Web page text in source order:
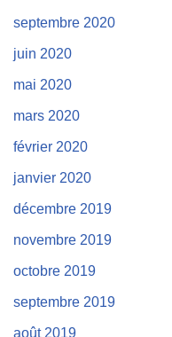
septembre 2020
juin 2020
mai 2020
mars 2020
février 2020
janvier 2020
décembre 2019
novembre 2019
octobre 2019
septembre 2019
août 2019